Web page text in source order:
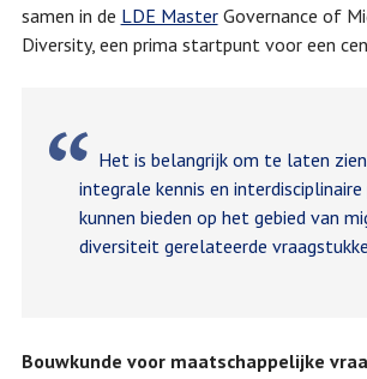
samen in de LDE MasterGovernance of
Diversity, een prima startpunt voor een
Het is belangrijk om te laten
integrale kennis en
kunnen bieden op het gebied van
diversiteit gerelateerde
Bouwkunde voor maatschappelijke